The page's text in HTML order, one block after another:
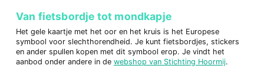
Van fietsbordje tot mondkapje
Het gele kaartje met het oor en het kruis is het Europese
symbool voor slechthorendheid. Je kunt fietsbordjes, stickers
en ander spullen kopen met dit symbool erop. Je vindt het
aanbod onder andere in de webshop van Stichting Hoormij.